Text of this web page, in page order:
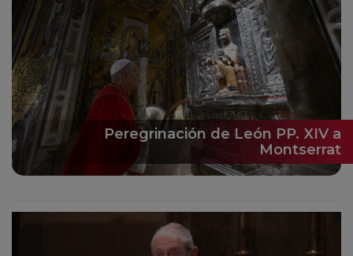
Peregrinación de León PP. XIV a
Montserrat